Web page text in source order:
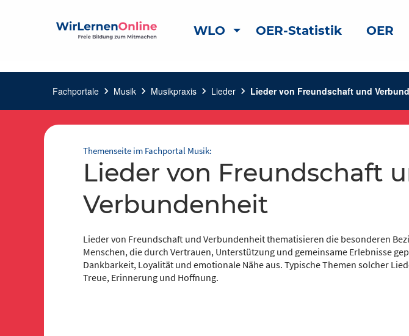
WLO OER-Statistik OER
Fachportale chevron_right Musik chevron_right Musikpraxis chevron_right Lieder chevron_right Lieder von Freundschaft und
Themenseite im Fachportal Musik:
Lieder von Freundschaft und
Verbundenheit
Lieder von Freundschaft und Verbundenheit thematisieren die besonderen
Menschen, die durch Vertrauen, Unterstützung und gemeinsame Erlebnisse
Dankbarkeit, Loyalität und emotionale Nähe aus. Typische Themen solcher
Treue, Erinnerung und Hoffnung.